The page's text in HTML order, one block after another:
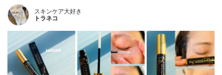
スキンケア大好き
トラネコ